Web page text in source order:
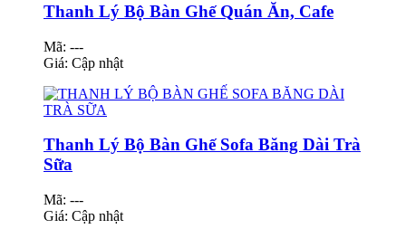
Thanh Lý Bộ Bàn Ghế Quán Ăn, Cafe
Mã: ---
Giá: Cập nhật
Thanh Lý Bộ Bàn Ghế Sofa Băng Dài Trà
Sữa
Mã: ---
Giá: Cập nhật